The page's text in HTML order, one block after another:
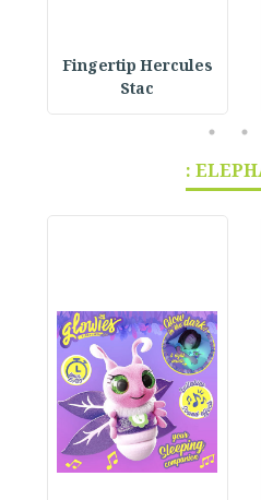
Fingertip Hercules
Stac
2
3